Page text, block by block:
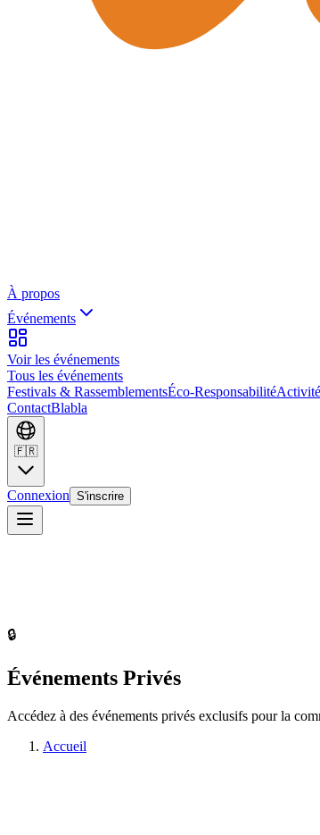
À propos
Événements
Voir les événements
Tous les événements
Festivals & RassemblementsÉco-Responsabilité
ContactBlabla
🇫🇷
Connexion S'inscrire
🔒
Événements Privés
Accédez à des événements privés exclusifs pour la
Accueil